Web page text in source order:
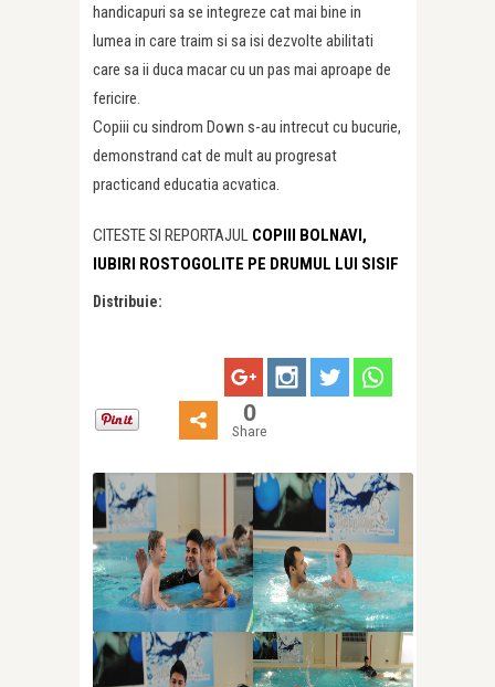
handicapuri sa se integreze cat mai bine in
lumea in care traim si sa isi dezvolte abilitati
care sa ii duca macar cu un pas mai aproape de
fericire.
Copiii cu sindrom Down s-au intrecut cu bucurie,
demonstrand cat de mult au progresat
practicand educatia acvatica.
CITESTE SI REPORTAJUL COPIII BOLNAVI,
IUBIRI ROSTOGOLITE PE DRUMUL LUI SISIF
Distribuie:
0
Share